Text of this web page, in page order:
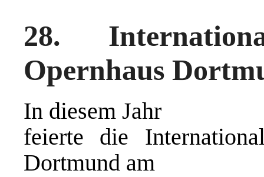
28.
Opernhaus
In diesem Jahr
feierte die
Dortmund am